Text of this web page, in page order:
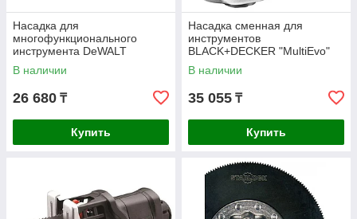
Насадка для
многофункционального
инструмента DeWALT
43x30мм 5шт. DT20723-QZ
В наличии
26 680 ₸
Купить
Насадка сменная для
инcтрументов
BLACK+DECKER "MultiEvo"
MTOS4-XJ
В наличии
35 055 ₸
Купить